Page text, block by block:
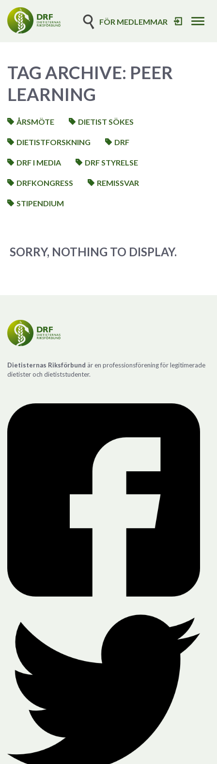
FÖR MEDLEMMAR
TAG ARCHIVE: PEER
LEARNING
ÅRSMÖTE DIETIST SÖKES
DIETISTFORSKNING DRF
DRF I MEDIA DRF STYRELSE
DRFKONGRESS REMISSVAR
STIPENDIUM
SORRY, NOTHING TO DISPLAY.
Dietisternas Riksförbund är en professionsförening för legitimerade
dietister och dietiststudenter.